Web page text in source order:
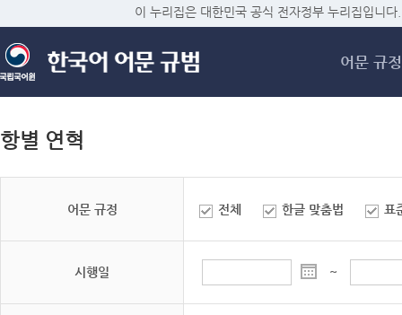
메
이 누리집은 대한민국 공식 전자정부 누리집입니다.
어문 규정
항별 연혁
어문 규정 전체 한글 맞춤법 표
시행일 ~